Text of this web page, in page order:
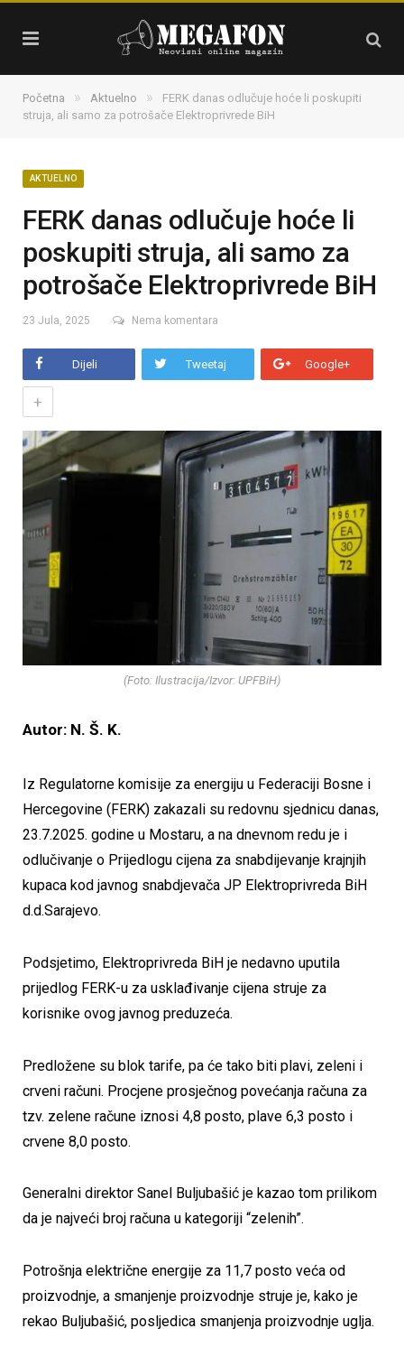
Početna » Aktuelno »
FERK danas odlučuje hoće li poskupiti
struja, ali samo za potrošače Elektroprivrede BiH
AKTUELNO
FERK danas odlučuje hoće li
poskupiti struja, ali samo za
potrošače Elektroprivrede BiH
23 Jula, 2025 Nema komentara
Dijeli Tweetaj Google+
+
(Foto: Ilustracija/Izvor: UPFBiH)
Autor: N. Š. K.
Iz Regulatorne komisije za energiju u Federaciji Bosne i
Hercegovine (FERK) zakazali su redovnu sjednicu danas,
23.7.2025. godine u Mostaru, a na dnevnom redu je i
odlučivanje o Prijedlogu cijena za snabdijevanje krajnjih
kupaca kod javnog snabdjevača JP Elektroprivreda BiH
d.d.Sarajevo.
Podsjetimo, Elektroprivreda BiH je nedavno uputila
prijedlog FERK-u za usklađivanje cijena struje za
korisnike ovog javnog preduzeća.
Predložene su blok tarife, pa će tako biti plavi, zeleni i
crveni računi. Procjene prosječnog povećanja računa za
tzv. zelene račune iznosi 4,8 posto, plave 6,3 posto i
crvene 8,0 posto.
Generalni direktor Sanel Buljubašić je kazao tom prilikom
da je najveći broj računa u kategoriji “zelenih”.
Potrošnja električne energije za 11,7 posto veća od
proizvodnje, a smanjenje proizvodnje struje je, kako je
rekao Buljubašić, posljedica smanjenja proizvodnje uglja.